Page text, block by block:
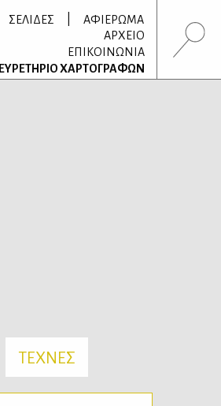
ΣΕΛΙΔΕΣ
ΑΦΙΕΡΩΜΑ
ΑΡΧΕΙΟ
ΕΠΙΚΟΙΝΩΝΙΑ
ΕΥΡΕΤΗΡΙΟ ΧΑΡΤΟΓΡΑΦΩΝ
ΤΕΧΝΕΣ